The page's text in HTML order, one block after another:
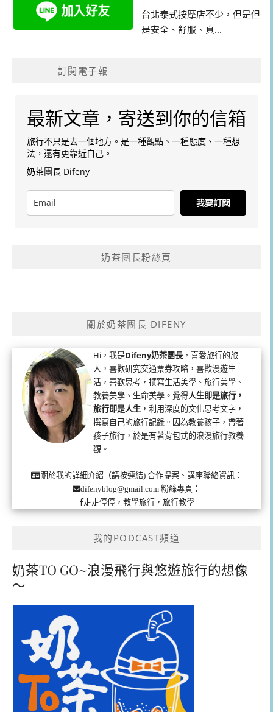
台北泰式按摩店不少，但是但
是安全、舒服、真...
訂閱電子報
最新文章，寄送到你的信箱
旅行不只是去一個地方。是一種觀點、一種態度、一種想
法，還有更靠近自己。
奶茶團長 Difeny
我要訂閱
奶茶團長粉絲頁
關於奶茶團長 DIFENY
Hi，我是Difeny奶茶團長 ，喜愛旅行的旅
人，喜歡研究交通票券攻略，喜歡漫遊生
活，喜歡思考，撰寫生活美學、旅行美學、
教養美學、生命美學。覺得人生即是旅行，
旅行即是人生 ，利用深度的文化思考文字，
撰寫自己的旅行記錄。因為教養孩子，帶著
孩子旅行，於是有著背包式的浪漫旅行教養
觀。
關於我的詳細介紹（請按連結)合作提案、講座聯絡資訊：
difenyblog@gmail.com 粉絲專頁：
走走停停，教學旅行，旅行教學
我的PODCAST頻道
奶茶TO GO~浪漫飛行與悠遊旅行的想像
～